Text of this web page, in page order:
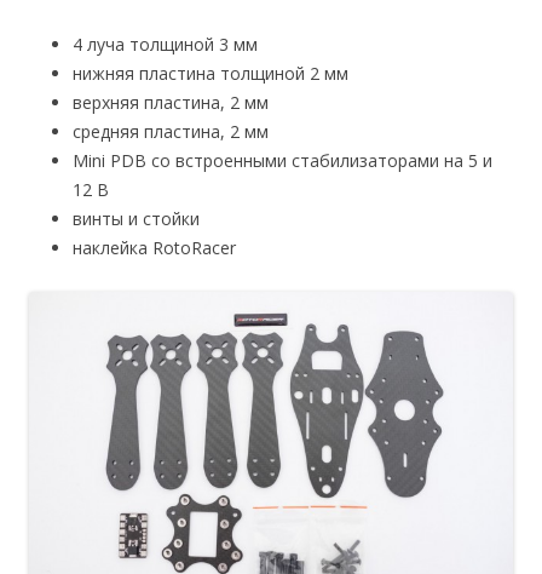
4 луча толщиной 3 мм
нижняя пластина толщиной 2 мм
верхняя пластина, 2 мм
средняя пластина, 2 мм
Mini PDB со встроенными стабилизаторами на 5 и
12 В
винты и стойки
наклейка RotoRacer